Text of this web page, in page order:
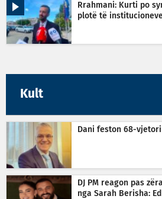
Rrahmani: Kurti po
plotë të
Kult
Dani feston 68-
DJ PM reagon pas
nga Sarah Berisha: